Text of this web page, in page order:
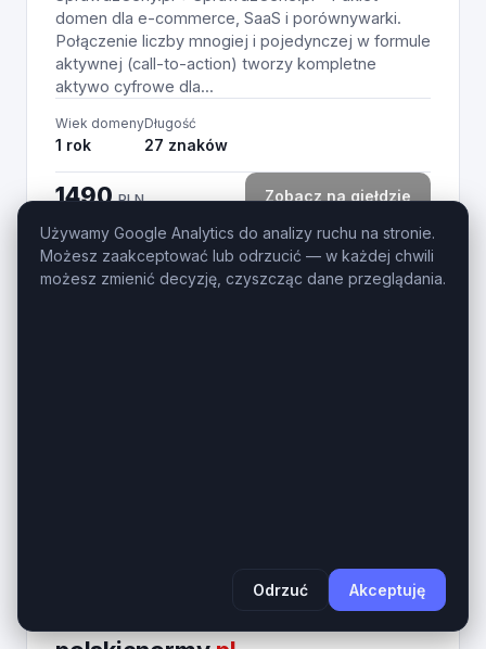
domen dla e-commerce, SaaS i porównywarki.
Połączenie liczby mnogiej i pojedynczej w formule
aktywnej (call-to-action) tworzy kompletne
aktywo cyfrowe dla...
Wiek domeny
1 rok
Długość
27 znaków
1490PLN Zobacz na giełdzie
Używamy Google Analytics do analizy ruchu na stronie.
Możesz zaakceptować lub odrzucić — w każdej chwili
możesz zmienić decyzję, czyszcząc dane przeglądania.
Odrzuć Akceptuję